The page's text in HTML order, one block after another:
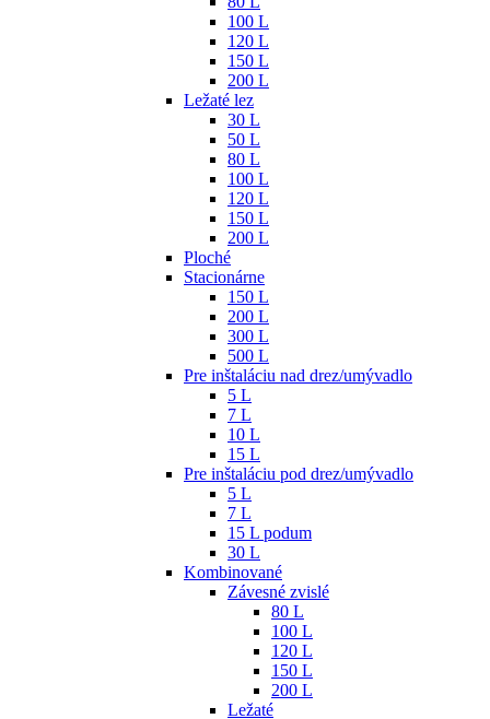
100 L
120 L
150 L
200 L
Ležaté lez
30 L
50 L
80 L
100 L
120 L
150 L
200 L
Ploché
Stacionárne
150 L
200 L
300 L
500 L
Pre inštaláciu nad drez/umývadlo
5 L
7 L
10 L
15 L
Pre inštaláciu pod drez/umývadlo
5 L
7 L
15 L podum
30 L
Kombinované
Závesné zvislé
80 L
100 L
120 L
150 L
200 L
Ležaté